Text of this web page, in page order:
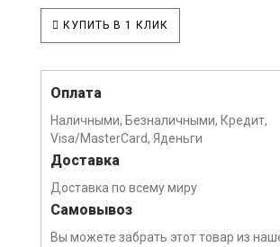
КУПИТЬ В 1 КЛИК
Оплата
Наличными, Безналичными, Кредит,
Visa/MasterCard, Яденьги
Доставка
Доставка по всему миру
Самовывоз
Вы можете забрать этот товар из